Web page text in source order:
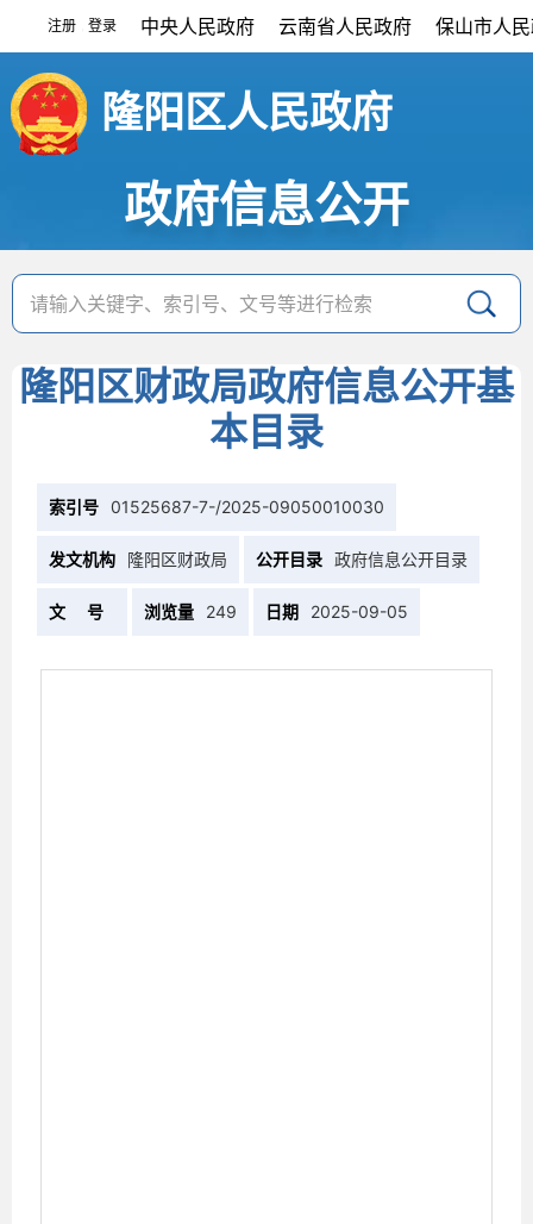
注册 登录 中央人民政府 云南省人民政府 保山市人
隆阳区人民政府
政府信息公开
隆阳区财政局政府信息公开基
本目录
索引号 01525687-7-/2025-09050010030
发文机构 隆阳区财政局 公开目录 政府信息公开目录
文 号 浏览量 249 日期 2025-09-05